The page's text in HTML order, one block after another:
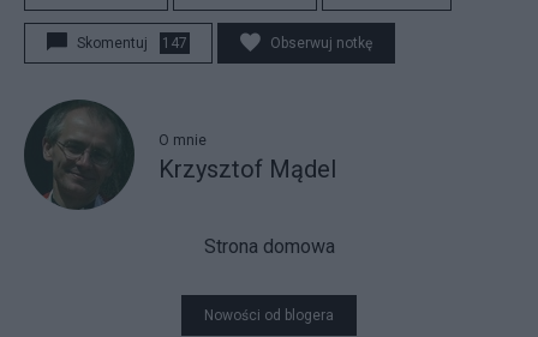
Skomentuj 147 Obserwuj notkę
O mnie
Krzysztof Mądel
Strona domowa
Nowości od blogera